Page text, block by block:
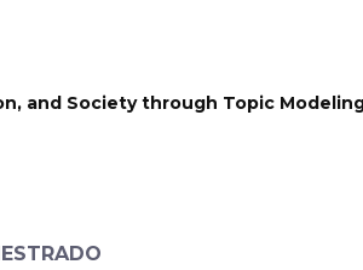
and Society through Topic